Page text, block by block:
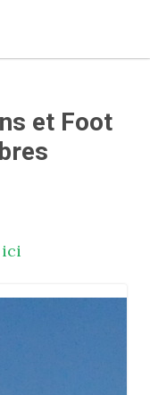
et Foot
ici